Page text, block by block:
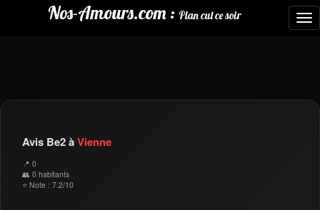
Nos-Amours.com : Plan cul ce soir
Avis Be2 àVienne
📍 0
👥 0 habitants
⭐ Note : 7.2/10